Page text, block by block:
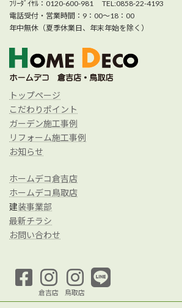
ﾌﾘｰﾀﾞｲﾔﾙ：0120-600-981 TEL:0858-22-4193
電話受付・営業時間：9：00～18：00
年中無休（夏季休業日、年末年始を除く）
トップページ
こだわりポイント
ガーデン施工事例
リフォーム施工事例
お知らせ
ホームデコ倉吉店
ホームデコ鳥取店
建装事業部
最新チラシ
お問い合わせ
倉吉店 鳥取店